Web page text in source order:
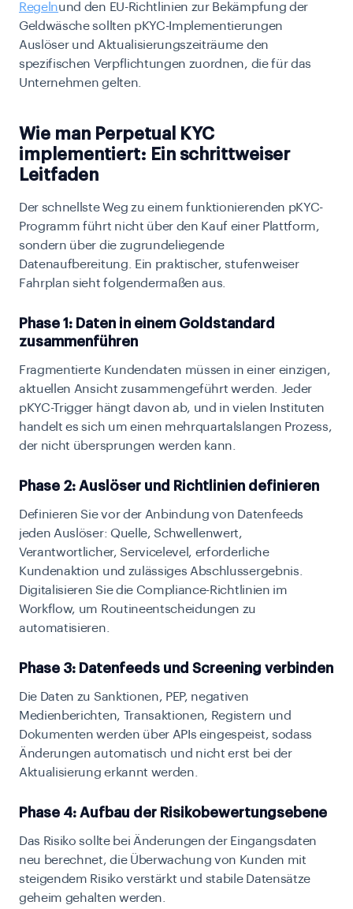
Regelnund den EU-Richtlinien zur Bekämpfung der
Geldwäsche sollten pKYC-Implementierungen
Auslöser und Aktualisierungszeiträume den
spezifischen Verpflichtungen zuordnen, die für das
Unternehmen gelten.
Wie man Perpetual KYC
implementiert: Ein schrittweiser
Leitfaden
Der schnellste Weg zu einem funktionierenden pKYC-
Programm führt nicht über den Kauf einer Plattform,
sondern über die zugrundeliegende
Datenaufbereitung. Ein praktischer, stufenweiser
Fahrplan sieht folgendermaßen aus.
Phase 1: Daten in einem Goldstandard
zusammenführen
Fragmentierte Kundendaten müssen in einer einzigen,
aktuellen Ansicht zusammengeführt werden. Jeder
pKYC-Trigger hängt davon ab, und in vielen Instituten
handelt es sich um einen mehrquartalslangen Prozess,
der nicht übersprungen werden kann.
Phase 2: Auslöser und Richtlinien definieren
Definieren Sie vor der Anbindung von Datenfeeds
jeden Auslöser: Quelle, Schwellenwert,
Verantwortlicher, Servicelevel, erforderliche
Kundenaktion und zulässiges Abschlussergebnis.
Digitalisieren Sie die Compliance-Richtlinien im
Workflow, um Routineentscheidungen zu
automatisieren.
Phase 3: Datenfeeds und Screening verbinden
Die Daten zu Sanktionen, PEP, negativen
Medienberichten, Transaktionen, Registern und
Dokumenten werden über APIs eingespeist, sodass
Änderungen automatisch und nicht erst bei der
Aktualisierung erkannt werden.
Phase 4: Aufbau der Risikobewertungsebene
Das Risiko sollte bei Änderungen der Eingangsdaten
neu berechnet, die Überwachung von Kunden mit
steigendem Risiko verstärkt und stabile Datensätze
geheim gehalten werden.